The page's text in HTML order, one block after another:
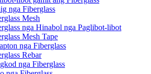
nga Fiberglass
Mesh
nga Hinabol nga Paglibot-libot
Mesh Tape
nga Fiberglass
Rebar
nga Fiberglass